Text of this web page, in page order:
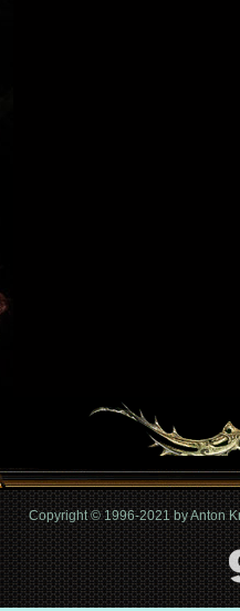
Copyright © 1996-2021 by Anton